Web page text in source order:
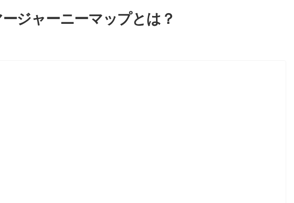
ジャーニーマップとは？